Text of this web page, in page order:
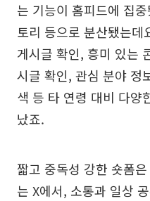
는 기능이 홈피드에 집
토리 등으로 분산됐는데
게시글 확인, 흥미 있는
시글 확인, 관심 분야 정
색 등 타 연령 대비 다양
났죠.
짧고 중독성 강한 숏폼
는 X에서, 소통과 일상